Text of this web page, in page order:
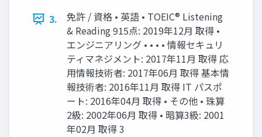
3.
免許 / 資格 • 英語 • TOEIC® Listening
& Reading 915点: 2019年12月 取得 •
エンジニアリング • • • • 情報セキュリ
ティマネジメント: 2017年11月 取得 応
用情報技術者: 2017年06月 取得 基本情
報技術者: 2016年11月 取得 IT パスポ
ート: 2016年04月 取得 • その他 • 珠算
2級: 2002年06月 取得 • 暗算3級: 2001
年02月 取得 3